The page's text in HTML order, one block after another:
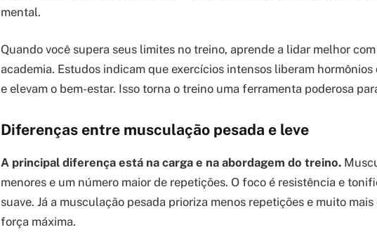
mental.
Quando você supera seus limites no treino, aprende a lidar melhor
academia. Estudos indicam que exercícios intensos liberam hormônios
e elevam o bem-estar. Isso torna o treino uma ferramenta poderosa
Diferenças entre musculação pesada e leve
A principal diferença está na carga e na abordagem do treino.
menores e um número maior de repetições. O foco é resistência e
suave. Já a musculação pesada prioriza menos repetições e muito
força máxima.